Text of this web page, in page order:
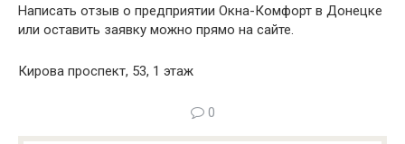
Написать отзыв о предприятии Окна-Комфорт в Донецке
или оставить заявку можно прямо на сайте.
Кирова проспект, 53, 1 этаж
0